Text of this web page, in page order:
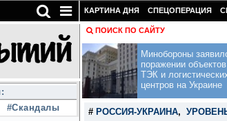
#Скандалы
КАРТИНА ДНЯ СПЕЦОПЕРАЦИЯ
ПОИСК ПО САЙТУ
Минобороны
поражении объектов
ТЭК и
центров на Украине
# РОССИЯ-УКРАИНА,